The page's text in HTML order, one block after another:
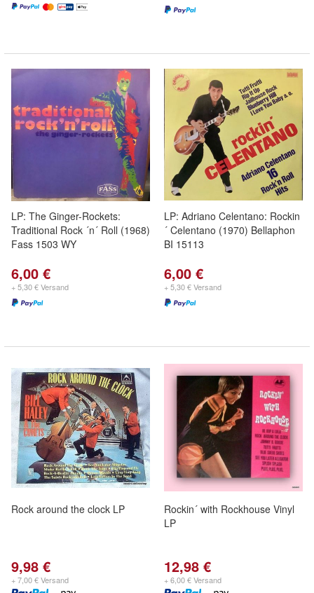
LP: The Ginger-Rockets:
Traditional Rock ´n´ Roll (1968)
Fass 1503 WY
6,00 €
+ 5,30 € Versand
LP: Adriano Celentano: Rockin
´ Celentano (1970) Bellaphon
BI 15113
6,00 €
+ 5,30 € Versand
Rock around the clock LP
9,98 €
+ 7,00 € Versand
Rockin´ with Rockhouse Vinyl
LP
12,98 €
+ 6,00 € Versand